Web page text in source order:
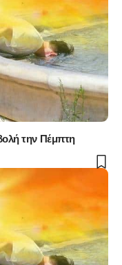
την Πέμπτη